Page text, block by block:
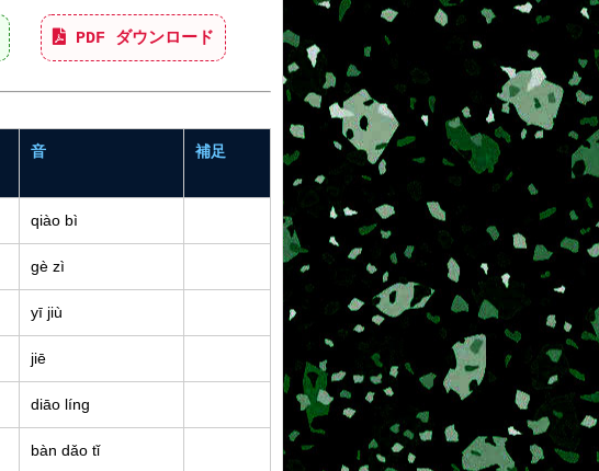
PDF ダウンロード
音 補足
qiào bì
gè zì
yī jiù
jiē
diāo líng
bàn dǎo tǐ